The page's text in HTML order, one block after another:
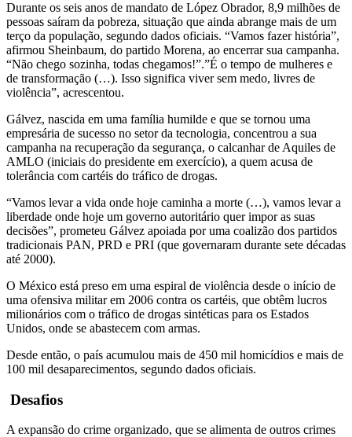
Durante os seis anos de mandato de López Obrador, 8,9 milhões de
pessoas saíram da pobreza, situação que ainda abrange mais de um
terço da população, segundo dados oficiais. “Vamos fazer história”,
afirmou Sheinbaum, do partido Morena, ao encerrar sua campanha.
“Não chego sozinha, todas chegamos!”.”É o tempo de mulheres e
de transformação (…). Isso significa viver sem medo, livres de
violência”, acrescentou.
Gálvez, nascida em uma família humilde e que se tornou uma
empresária de sucesso no setor da tecnologia, concentrou a sua
campanha na recuperação da segurança, o calcanhar de Aquiles de
AMLO (iniciais do presidente em exercício), a quem acusa de
tolerância com cartéis do tráfico de drogas.
“Vamos levar a vida onde hoje caminha a morte (…), vamos levar a
liberdade onde hoje um governo autoritário quer impor as suas
decisões”, prometeu Gálvez apoiada por uma coalizão dos partidos
tradicionais PAN, PRD e PRI (que governaram durante sete décadas
até 2000).
O México está preso em uma espiral de violência desde o início de
uma ofensiva militar em 2006 contra os cartéis, que obtêm lucros
milionários com o tráfico de drogas sintéticas para os Estados
Unidos, onde se abastecem com armas.
Desde então, o país acumulou mais de 450 mil homicídios e mais de
100 mil desaparecimentos, segundo dados oficiais.
Desafios
A expansão do crime organizado, que se alimenta de outros crimes